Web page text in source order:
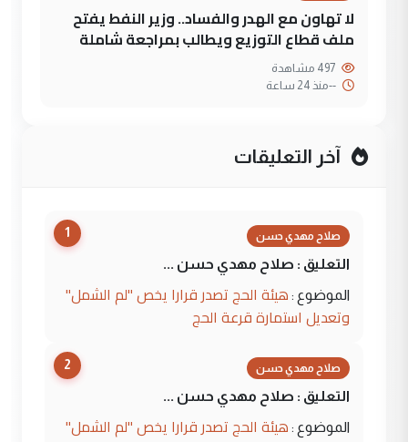
لا تهاون مع الهدر والفساد.. وزير النفط يفتح
ملف قطاع التوزيع ويطالب بمراجعة شاملة
--منذ 24 ساعة
آخر التعليقات
1 صلاح مهدي حسن
التعليق : صلاح مهدي حسن ...
الموضوع : هيئة الحج تصدر قرارا يخص "لم الشمل"
وتعديل استمارة قرعة الحج
2 صلاح مهدي حسن
التعليق : صلاح مهدي حسن ...
الموضوع : هيئة الحج تصدر قرارا يخص "لم الشمل"